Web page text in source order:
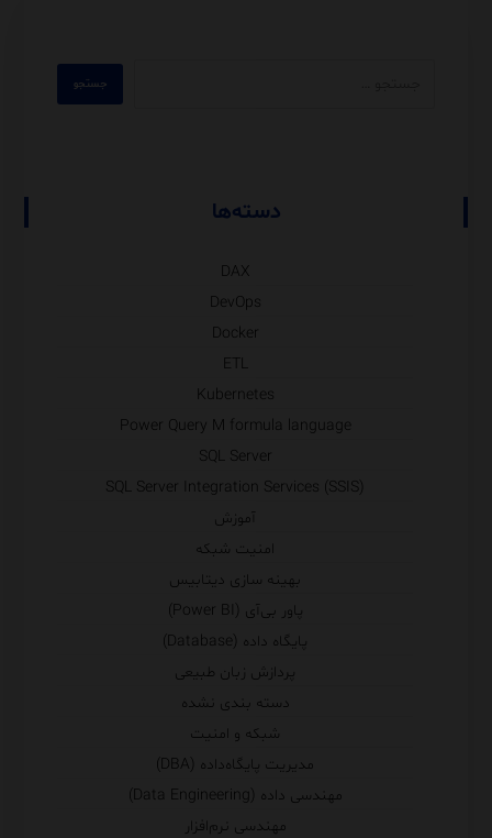
دسته‌ها
DAX
DevOps
Docker
ETL
Kubernetes
Power Query M formula language
SQL Server
SQL Server Integration Services (SSIS)
آموزش
امنیت شبکه
بهینه سازی دیتابیس
پاور بی‌آی (Power BI)
پایگاه داده (Database)
پردازش زبان طبیعی
دسته بندی نشده
شبکه و امنیت
مدیریت پایگاه‌داده (DBA)
مهندسی داده (Data Engineering)
مهندسی نرم‌افزار